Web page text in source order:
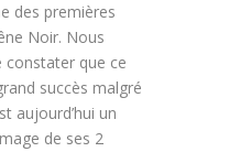
des premières
Noir. Nous
que ce
succès malgré
aujourd’hui un
de ses 2